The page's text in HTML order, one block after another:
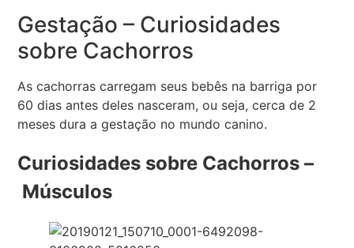
Gestação – Curiosidades
sobre Cachorros
As cachorras carregam seus bebês na barriga por
60 dias antes deles nasceram, ou seja, cerca de 2
meses dura a gestação no mundo canino.
Curiosidades sobre Cachorros –
Músculos